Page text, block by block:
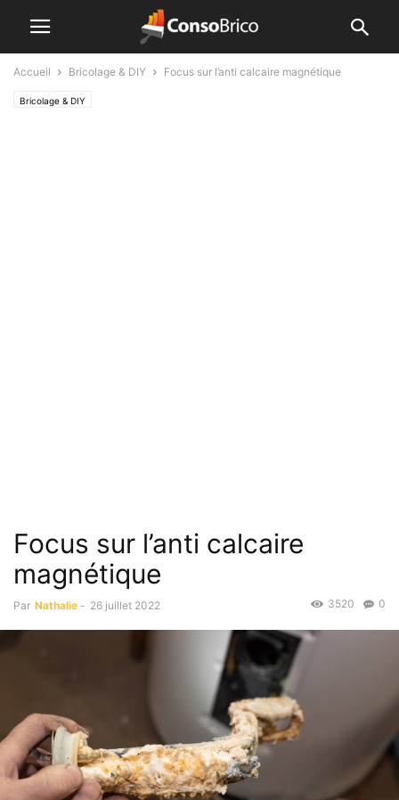
Accueil Bricolage & DIY Focus sur l’anti calcaire magnétique
Bricolage & DIY
Focus sur l’anti calcaire
magnétique
Par Nathalie - 26 juillet 2022 0
3520